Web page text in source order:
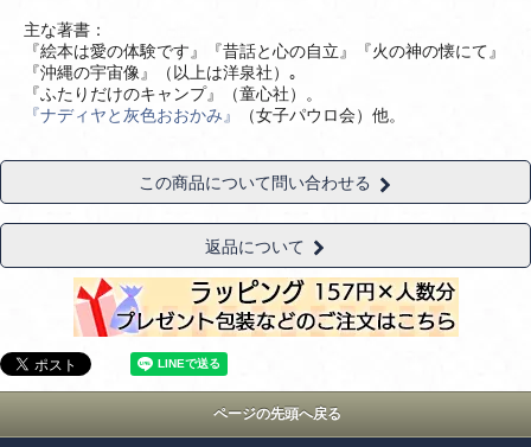
主な著書：
『絵本は愛の体験です』『昔話と心の自立』『火の神の懐にて』
『沖縄の宇宙像』（以上は洋泉社）｡
『ふたりだけのキャンプ』（童心社）。
『ナディヤと灰色おおかみ』
（女子パウロ会）他。
この商品について問い合わせる
返品について
ページの先頭へ戻る